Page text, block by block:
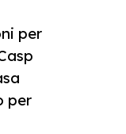
per
per